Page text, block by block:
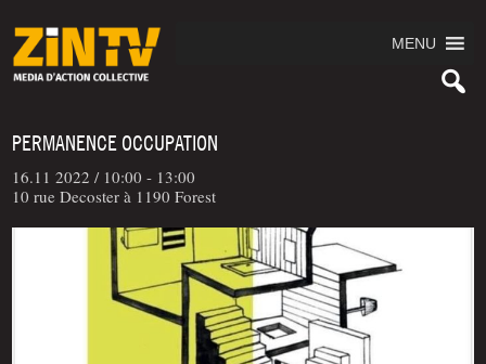
MENU
PERMANENCE OCCUPATION
16.11 2022 / 10:00 - 13:00
10 rue Decoster à 1190 Forest